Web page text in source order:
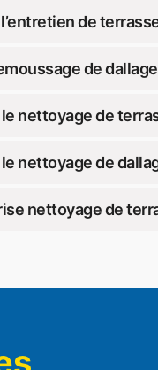
de
de
nettoyage de
nettoyage de
nettoyage de